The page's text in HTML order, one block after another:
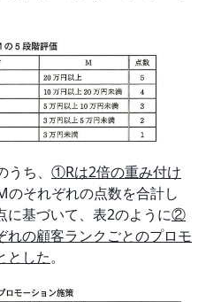
ち、 ①Rは2倍の重み付け
のそれぞれの点数を合計し
に基づいて、表2のように②
れの顧客ランクごとのプロモ
とした。